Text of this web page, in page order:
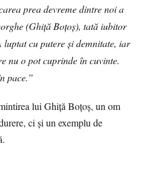
prea devreme dintre noi a
(Ghiță Boțoș), tată iubitor
cu putere și demnitate, iar
nu o pot cuprinde în cuvinte.
pace.”
lui Ghiță Boțoș, un om
ci și un exemplu de